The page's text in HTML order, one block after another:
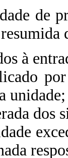
de
à
unidade;
dos